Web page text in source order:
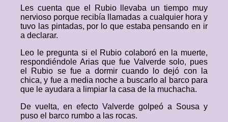
Les cuenta que el Rubio llevaba un tiempo muy
nervioso porque recibía llamadas a cualquier hora y
tuvo las pintadas, por lo que estaba pensando en ir
a declarar.
Leo le pregunta si el Rubio colaboró en la muerte,
respondiéndole Arias que fue Valverde solo, pues
el Rubio se fue a dormir cuando lo dejó con la
chica, y fue a media noche a buscarlo al barco para
que le ayudara a limpiar la casa de la muchacha.
De vuelta, en efecto Valverde golpeó a Sousa y
puso el barco rumbo a las rocas.